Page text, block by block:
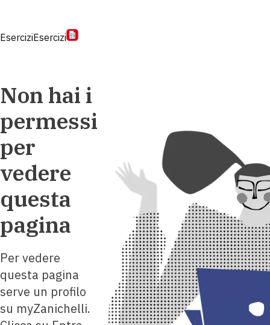
EserciziEsercizi
Non hai i
permessi
per
vedere
questa
pagina
Per vedere
questa pagina
serve un profilo
su myZanichelli.